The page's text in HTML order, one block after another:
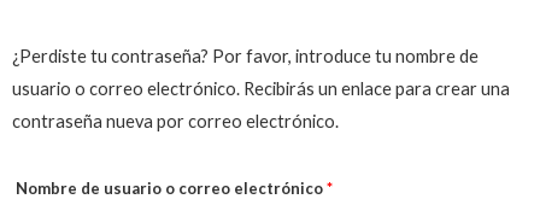
¿Perdiste tu contraseña? Por favor, introduce tu nombre de
usuario o correo electrónico. Recibirás un enlace para crear una
contraseña nueva por correo electrónico.
Nombre de usuario o correo electrónico*
Obligatorio